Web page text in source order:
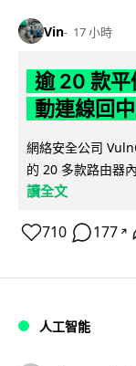
Vin 17 小時
逾 20 款平
動連線回
網絡安全公司
的 20 多款路由器
讀全文
710 177 ↗
人工智能